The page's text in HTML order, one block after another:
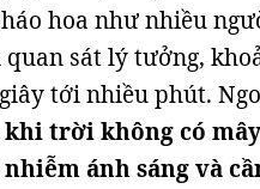
hoa như nhiều
sát lý tưởng,
tới nhiều phút.
khi trời không có
ánh sáng và